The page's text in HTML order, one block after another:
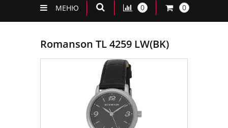
МЕНЮ 0 0
Romanson TL 4259 LW(BK)